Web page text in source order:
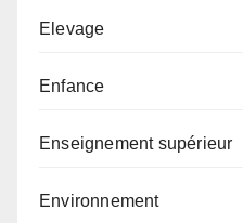
Elevage
Enfance
Enseignement supérieur
Environnement